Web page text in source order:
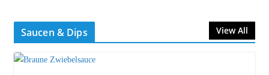
Saucen & Dips View All